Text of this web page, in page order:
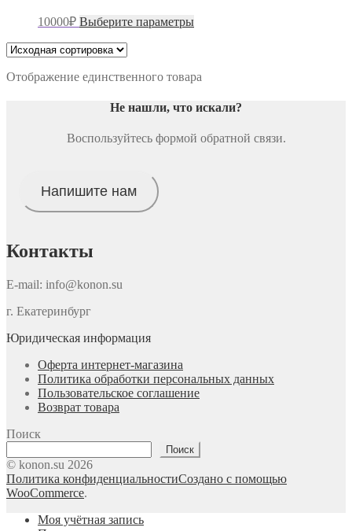
10000₽ Выберите параметрыЭтот
вариаций.
можно
на
странице
Отображение единственного товара
Не нашли, что искали?
Воспользуйтесь формой обратной связи.
Напишите нам
Контакты
E-mail: info@konon.su
г. Екатеринбург
Юридическая информация
Оферта интернет-магазина
Политика обработки персональных данных
Пользовательское соглашение
Возврат товара
Поиск
Поиск
© konon.su 2026
Политика конфиденциальностиСоздано с помощью
WooCommerce.
Моя учётная запись